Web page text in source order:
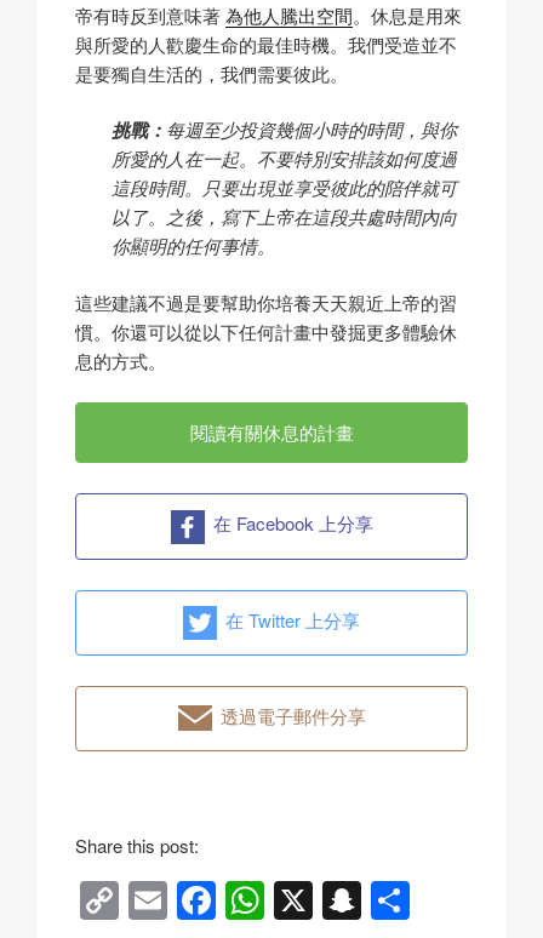
帝有時反到意味著為他人騰出空間。休息是用來
與所愛的人歡慶生命的最佳時機。我們受造並不
是要獨自生活的，我們需要彼此。
挑戰： 每週至少投資幾個小時的時間，與你
所愛的人在一起。不要特別安排該如何度過
這段時間。只要出現並享受彼此的陪伴就可
以了。之後，寫下上帝在這段共處時間內向
你顯明的任何事情。
這些建議不過是要幫助你培養天天親近上帝的習
慣。你還可以從以下任何計畫中發掘更多體驗休
息的方式。
閱讀有關休息的計畫
在 Facebook 上分享
在 Twitter 上分享
透過電子郵件分享
Share this post:
C E F W X S